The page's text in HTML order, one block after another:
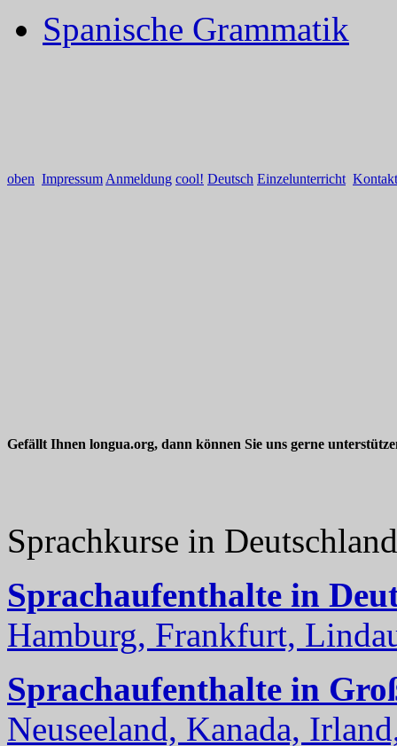
Spanische Grammatik
oben Impressum Anmeldung cool! Deutsch Einzelunterricht Kontakt
Gefällt Ihnen longua.org, dann können Sie uns gerne
Sprachkurse in
Sprachaufenthalte in
Hamburg, Frankfurt,
Sprachaufenthalte in
Neuseeland, Kanada,